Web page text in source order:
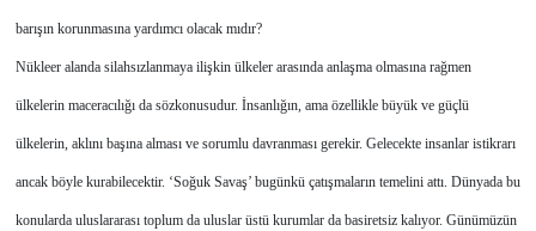
barışın korunmasına yardımcı olacak mıdır?
Nükleer alanda silahsızlanmaya ilişkin ülkeler arasında anlaşma olmasına rağmen
ülkelerin maceracılığı da sözkonusudur. İnsanlığın, ama özellikle büyük ve güçlü
ülkelerin, aklını başına alması ve sorumlu davranması gerekir. Gelecekte insanlar istikrarı
ancak böyle kurabilecektir. ‘Soğuk Savaş’ bugünkü çatışmaların temelini attı. Dünyada bu
konularda uluslararası toplum da uluslar üstü kurumlar da basiretsiz kalıyor. Günümüzün